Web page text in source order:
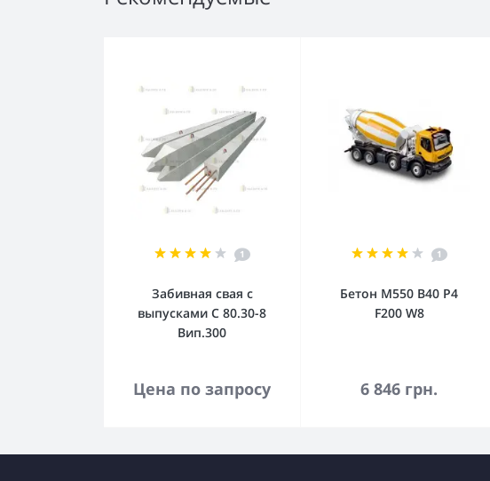
1
Забивная свая с
выпусками С 80.30-8
Вип.300
Цена по запросу
1
Бетон М550 В40 Р4
F200 W8
6 846 грн.
В корзину